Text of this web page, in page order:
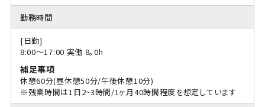
勤務時間
[日勤]
8:00〜17:00 実働 8｡0h
補足事項
休憩60分(昼休憩50分/午後休憩10分)
※残業時間は1日2~3時間/1ヶ月40時間程度を想定しています